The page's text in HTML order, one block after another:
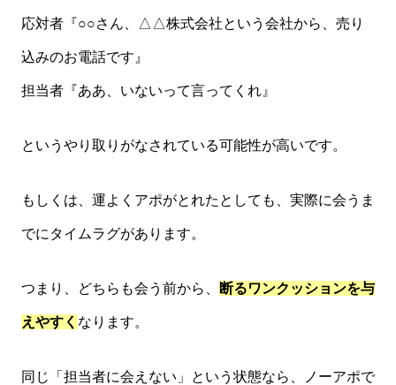
応対者『○○さん、△△株式会社という会社から、売り
込みのお電話です』
担当者『ああ、いないって言ってくれ』
というやり取りがなされている可能性が高いです。
もしくは、運よくアポがとれたとしても、実際に会うま
でにタイムラグがあります。
つまり、どちらも会う前から、 断るワンクッションを与
えやすく なります。
同じ「担当者に会えない」という状態なら、ノーアポで